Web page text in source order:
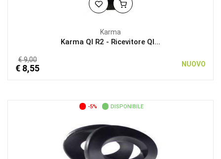
Karma
Karma QI R2 - Ricevitore QI...
€ 9,00
€ 8,55 NUOVO
-5% DISPONIBILE